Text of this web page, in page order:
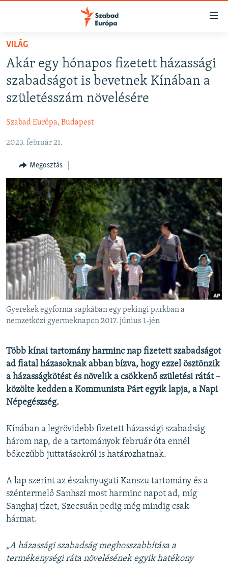
Akadálymentes
Ugrás
fő
oldalra
Ugrás
tartalomjegyzékre
NAPIRENDEN
AKTUÁLIS
PODCASTOK
ELEMZŐ
NER15
SZABADON
TÁRSADALOM
DEMOKRÁCIA
A PÉNZ NYOMÁBAN
EURÓPAI UNIÓ
VILÁG
KLÍMAVÁLTOZÁS
A MÚLT TANULSÁGAI
KÖVESSEN MINKET!
Valamennyi RFE/RL weboldal
VILÁG
Akár egy hónapos fizetett házassági
szabadságot is bevetnek Kínában a
születésszám növelésére
Szabad Európa, Budapest
2023. február 21.
Megosztás
Gyerekek egyforma sapkában egy pekingi parkban a
nemzetközi gyermeknapon 2017. június 1-jén
Több kínai tartomány harminc nap fizetett szabadságot
ad fiatal házasoknak abban bízva, hogy ezzel ösztönzik
a házasságkötést és növelik a csökkenő születési rátát –
közölte kedden a Kommunista Párt egyik lapja, a Napi
Népegészség.
Kínában a legrövidebb fizetett házassági szabadság
három nap, de a tartományok február óta ennél
bőkezűbb juttatásokról is határozhatnak.
A lap szerint az északnyugati Kanszu tartomány és a
széntermelő Sanhszi most harminc napot ad, míg
Sanghaj tízet, Szecsuán pedig még mindig csak
hármat.
„A házassági szabadság meghosszabbítása a
termékenységi ráta növelésének egyik hatékony
FELIRATKOZÁS
Spotify